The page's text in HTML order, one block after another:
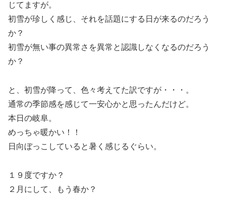
じてますが。
初雪が珍しく感じ、それを話題にする日が来るのだろう
か？
初雪が無い事の異常さを異常と認識しなくなるのだろう
か？
と、初雪が降って、色々考えてた訳ですが・・・。
通常の季節感を感じて一安心かと思ったんだけど。
本日の岐阜。
めっちゃ暖かい！！
日向ぼっこしていると暑く感じるぐらい。
１９度ですか？
２月にして、もう春か？